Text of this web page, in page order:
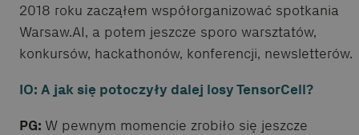
2018 roku zacząłem współorganizować spotkania
Warsaw.AI, a potem jeszcze sporo warsztatów,
konkursów, hackathonów, konferencji, newsletterów.
IO: A jak się potoczyły dalej losy TensorCell?
PG: W pewnym momencie zrobiło się jeszcze